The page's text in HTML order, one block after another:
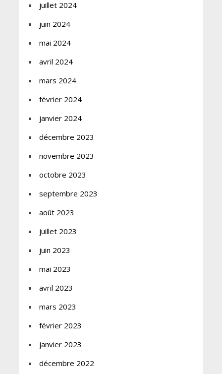
juillet 2024
juin 2024
mai 2024
avril 2024
mars 2024
février 2024
janvier 2024
décembre 2023
novembre 2023
octobre 2023
septembre 2023
août 2023
juillet 2023
juin 2023
mai 2023
avril 2023
mars 2023
février 2023
janvier 2023
décembre 2022